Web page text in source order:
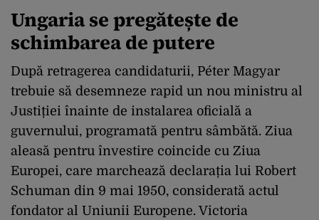
Ungaria se pregătește de
schimbarea de putere
După retragerea candidaturii, Péter Magyar
trebuie să desemneze rapid un nou ministru al
Justiției înainte de instalarea oficială a
guvernului, programată pentru sâmbătă. Ziua
aleasă pentru învestire coincide cu Ziua
Europei, care marchează declarația lui Robert
Schuman din 9 mai 1950, considerată actul
fondator al Uniunii Europene. Victoria